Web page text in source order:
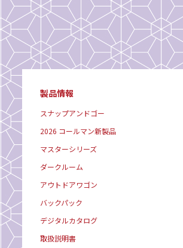
製品情報
スナップアンドゴー
2026 コールマン新製品
マスターシリーズ
ダークルーム
アウトドアワゴン
バックパック
デジタルカタログ
取扱説明書